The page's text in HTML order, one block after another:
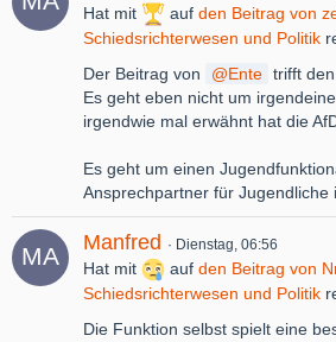
Hat mit auf den Beitrag von
Schiedsrichterwesen und Politik
Der Beitrag von
Ente trifft
Es geht eben nicht um
irgendwie mal erwähnt hat die
Es geht um einen
Ansprechpartner für Jugendliche
Manfred Dienstag, 06:56
Hat mit auf den Beitrag von
Schiedsrichterwesen und Politik
Die Funktion selbst spielt eine